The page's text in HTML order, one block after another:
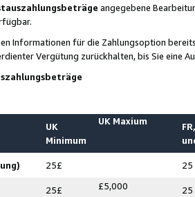
angegebene
Informationen für die Zahlungsoption
Vergütung zurückhalten, bis Sie
UK
Minimum
UK Maxium
25£ 25
25£ £5,000 25